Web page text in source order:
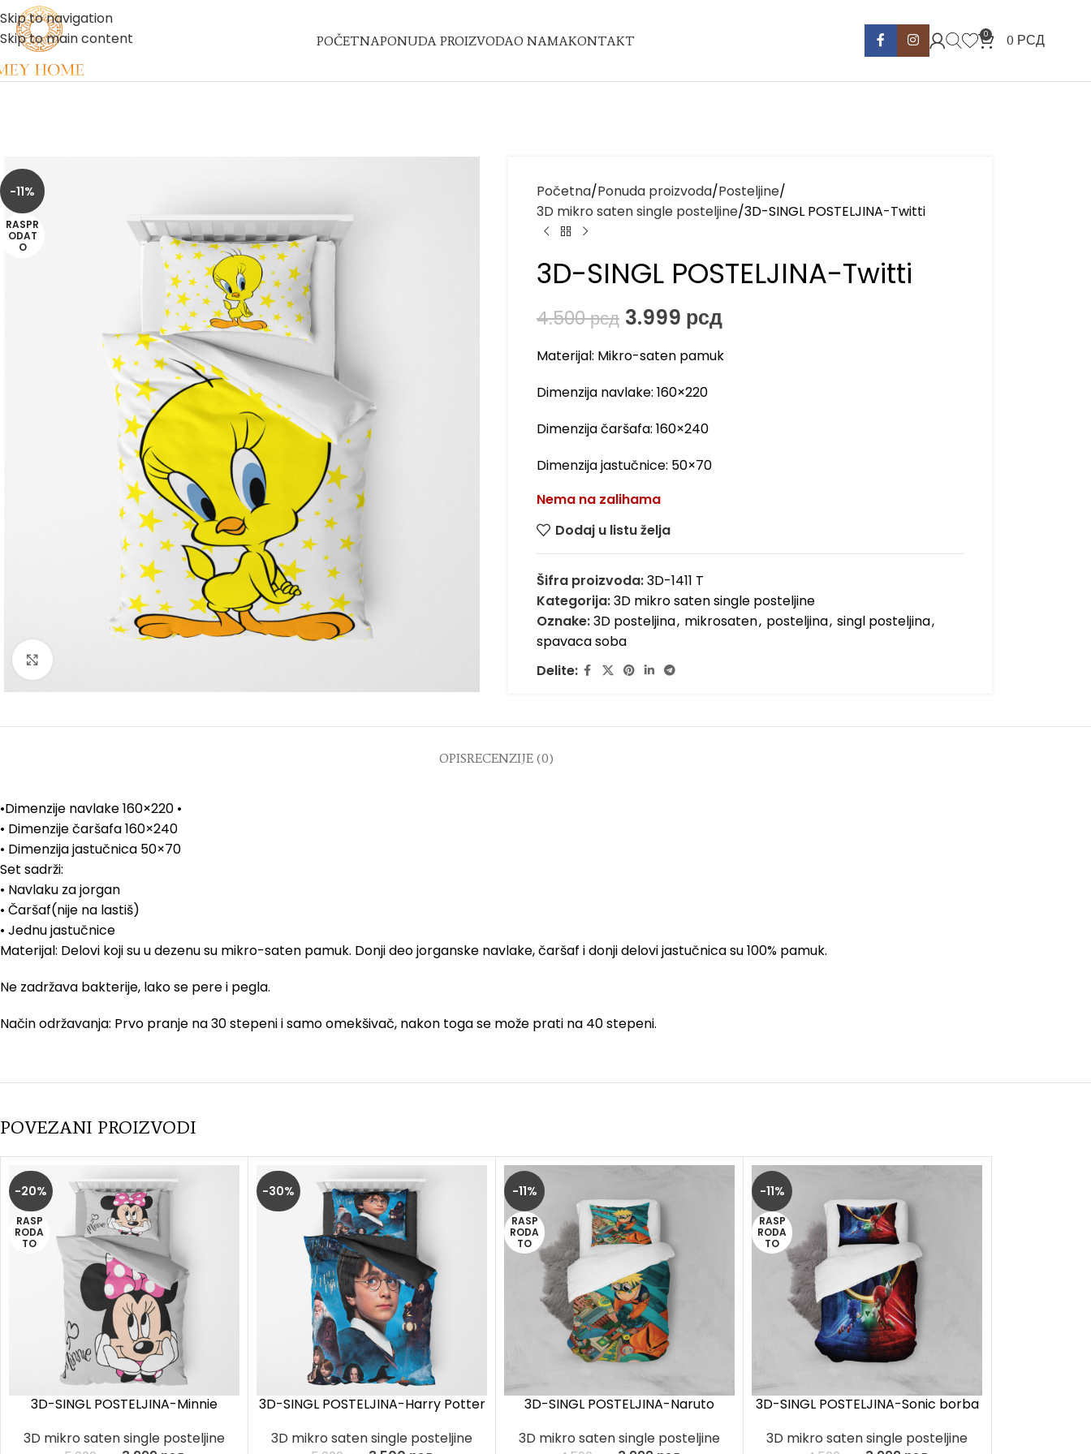
Skip to navigation
Skip to main content
POČETNAPONUDA PROIZVODAO NAMAKONTAKT 0 0 РСД
-11%
RASPR
ODAT
O
Početna Ponuda proizvoda Posteljine
3D mikro saten single posteljine 3D-SINGL POSTELJINA-Twitti
3D-SINGL POSTELJINA-Twitti
4.500рсд 3.999 рсд
Materijal: Mikro-saten pamuk
Dimenzija navlake: 160×220
Dimenzija čaršafa: 160×240
Dimenzija jastučnice: 50×70
Nema na zalihama
Dodaj u listu želja
Šifra proizvoda:3D-1411 T
Kategorija:3D mikro saten single posteljine
Oznake:3D posteljina, mikrosaten, posteljina, singl posteljina,
spavaca soba
Delite:
OPISRECENZIJE (0)
•Dimenzije navlake 160×220 •
• Dimenzije čaršafa 160×240
• Dimenzija jastučnica 50×70
Set sadrži:
• Navlaku za jorgan
• Čaršaf(nije na lastiš)
• Jednu jastučnice
Materijal: Delovi koji su u dezenu su mikro-saten pamuk. Donji deo jorganske navlake, čaršaf i donji delovi jastučnica su 100% pamuk.
Ne zadržava bakterije, lako se pere i pegla.
Način održavanja: Prvo pranje na 30 stepeni i samo omekšivač, nakon toga se može prati na 40 stepeni.
POVEZANI PROIZVODI
-20%
RASP
RODA
TO
3D-SINGL POSTELJINA-Minnie
3D mikro saten single posteljine
-30%
3D-SINGL POSTELJINA-Harry Potter
3D mikro saten single posteljine
-11%
RASP
RODA
TO
3D-SINGL POSTELJINA-Naruto
3D mikro saten single posteljine
-11%
RASP
RODA
TO
3D-SINGL POSTELJINA-Sonic borba
3D mikro saten single posteljine